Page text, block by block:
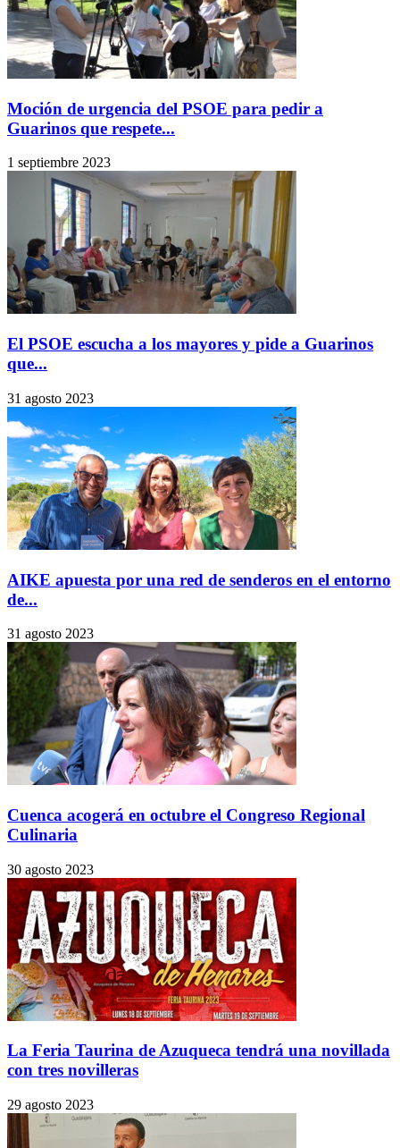
Moción de urgencia del PSOE para pedir a
Guarinos que respete...
1 septiembre 2023
El PSOE escucha a los mayores y pide a Guarinos
que...
31 agosto 2023
AIKE apuesta por una red de senderos en el entorno
de...
31 agosto 2023
Cuenca acogerá en octubre el Congreso Regional
Culinaria
30 agosto 2023
La Feria Taurina de Azuqueca tendrá una novillada
con tres novilleras
29 agosto 2023